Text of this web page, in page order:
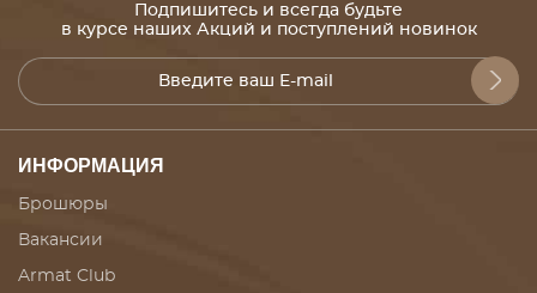
Подпишитесь и всегда будьте
в курсе наших Акций и поступлений новинок
ИНФОРМАЦИЯ
Брошюры
Вакансии
Armat Club